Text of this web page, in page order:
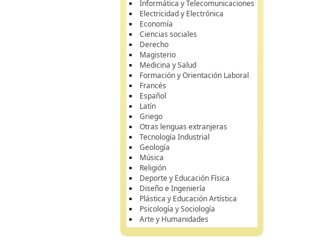
Informática y Telecomunicaciones
Electricidad y Electrónica
Economía
Ciencias sociales
Derecho
Magisterio
Medicina y Salud
Formación y Orientación Laboral
Francés
Español
Latín
Griego
Otras lenguas extranjeras
Tecnología Industrial
Geología
Música
Religión
Deporte y Educación Física
Diseño e Ingeniería
Plástica y Educación Artística
Psicología y Sociología
Arte y Humanidades